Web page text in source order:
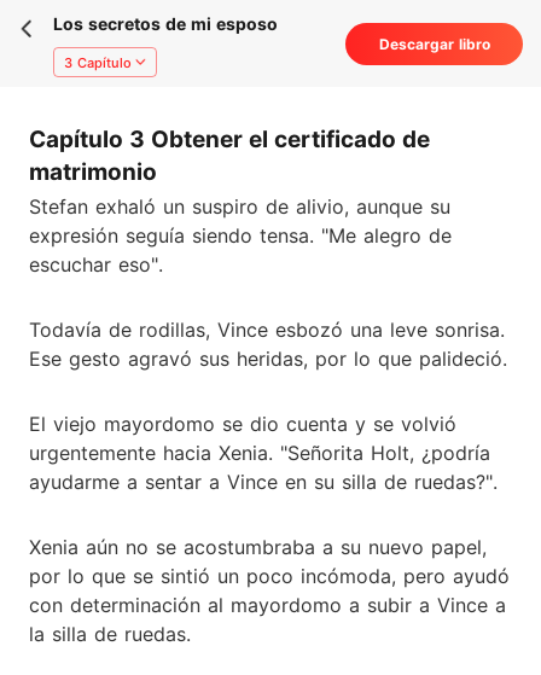
Los secretos de mi esposo
3 Capítulo
Descargar libro
Capítulo 3 Obtener el certificado de
matrimonio
Stefan exhaló un suspiro de alivio, aunque su
expresión seguía siendo tensa. "Me alegro de
escuchar eso".
Todavía de rodillas, Vince esbozó una leve sonrisa.
Ese gesto agravó sus heridas, por lo que palideció.
El viejo mayordomo se dio cuenta y se volvió
urgentemente hacia Xenia. "Señorita Holt, ¿podría
ayudarme a sentar a Vince en su silla de ruedas?".
Xenia aún no se acostumbraba a su nuevo papel,
por lo que se sintió un poco incómoda, pero ayudó
con determinación al mayordomo a subir a Vince a
la silla de ruedas.